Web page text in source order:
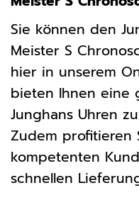
Sie können den
Meister S
hier in unserem
bieten Ihnen eine
Junghans Uhren
Zudem profitieren
kompetenten
schnellen